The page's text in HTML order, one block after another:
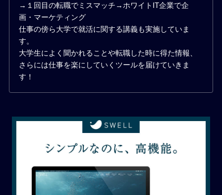
→１回目の転職でミスマッチ→ホワイトIT企業で企
画・マーケティング
仕事の傍ら大学で就活に関する講義も実施していま
す。
大学生によく聞かれることや転職した時に得た情報、
さらには仕事を楽にしていくツールを届けていきま
す！